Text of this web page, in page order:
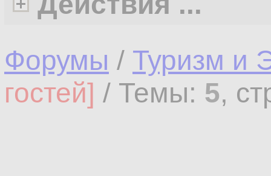
Форумы / Туризм и
гостей] / Темы: 5,